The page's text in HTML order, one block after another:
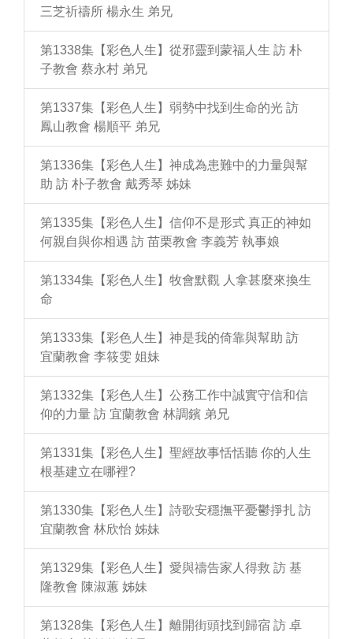
三芝祈禱所 楊永生 弟兄
第1338集【彩色人生】從邪靈到蒙福人生 訪 朴
子教會 蔡永村 弟兄
第1337集【彩色人生】弱勢中找到生命的光 訪
鳳山教會 楊順平 弟兄
第1336集【彩色人生】神成為患難中的力量與幫
助 訪 朴子教會 戴秀琴 姊妹
第1335集【彩色人生】信仰不是形式 真正的神如
何親自與你相遇 訪 苗栗教會 李義芳 執事娘
第1334集【彩色人生】牧會默觀 人拿甚麼來換生
命
第1333集【彩色人生】神是我的倚靠與幫助 訪
宜蘭教會 李筱雯 姐妹
第1332集【彩色人生】公務工作中誠實守信和信
仰的力量 訪 宜蘭教會 林調鑌 弟兄
第1331集【彩色人生】聖經故事恬恬聽 你的人生
根基建立在哪裡?
第1330集【彩色人生】詩歌安穩撫平憂鬱掙扎 訪
宜蘭教會 林欣怡 姊妹
第1329集【彩色人生】愛與禱告家人得救 訪 基
隆教會 陳淑蕙 姊妹
第1328集【彩色人生】離開街頭找到歸宿 訪 卓